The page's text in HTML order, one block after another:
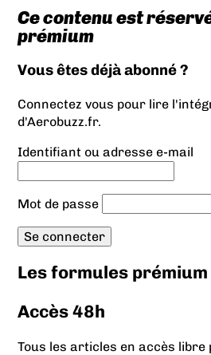
Ce contenu est
prémium
Vous êtes déjà abonné ?
Connectez vous pour lire
d'Aerobuzz.fr.
Identifiant ou adresse e-mail
Mot de passe
Les formules prémium
Accès 48h
Tous les articles en accès libre